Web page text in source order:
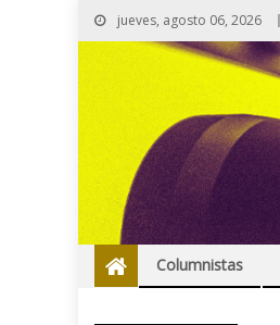
jueves, agosto 06, 2026
Columnistas